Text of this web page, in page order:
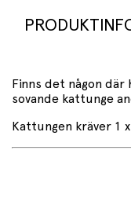
Finns det någon
sovande kattunge
Kattungen kräver 1